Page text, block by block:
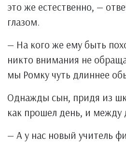
это же естественно, —
глазом.
— На кого же ему быть
никто внимания не
мы Ромку чуть длиннее
Однажды сын, придя из
как прошел день, и
— А у нас новый учитель